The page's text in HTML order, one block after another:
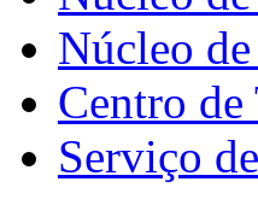
Núcleo
Centro de
Serviço